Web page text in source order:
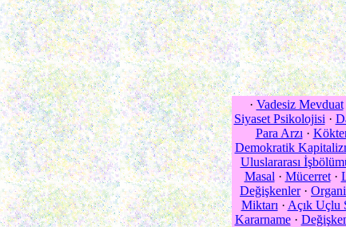
· Vadesiz Mevduat
Siyaset Psikolojisi ·
Para Arzı ·
Demokratik
Uluslararası
Masal · Mücerret·
Değişkenler·
Miktarı · Açık Uçlu
Kararname·